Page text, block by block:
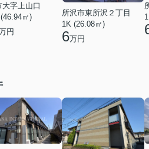
大字上山口
㎡)
円
所沢市東所沢２丁目
1K (26.08㎡)
6万円